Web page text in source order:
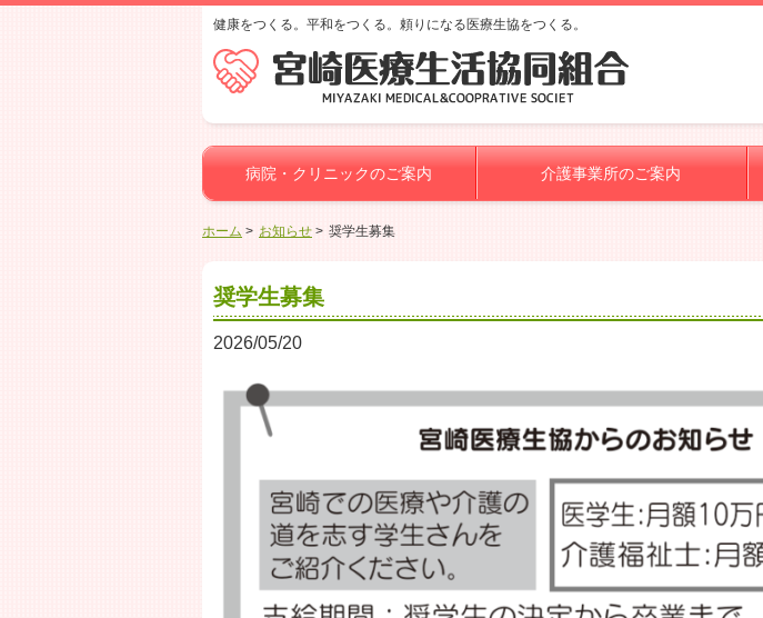
健康をつくる。平和をつくる。頼りになる医療生協をつくる。
病院・クリニックのご案内 介護事業所のご案内
ホーム お知らせ 奨学生募集
奨学生募集
2026/05/20